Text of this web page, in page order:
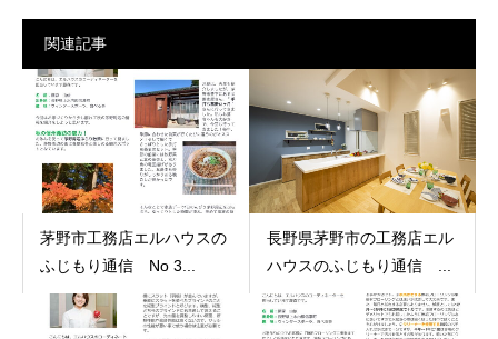
関連記事
茅野市工務店エルハウスの
ふじもり通信 No 3...
長野県茅野市の工務店エル
ハウスのふじもり通信 ...